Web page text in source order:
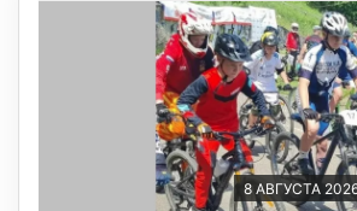
8 АВГУСТА